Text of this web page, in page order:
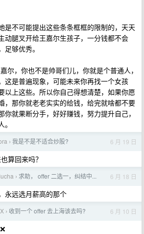
是不可能提出这些条条框框的限制的，天天
动腿叉开给王嘉尔生孩子，一分钱都不会
够优秀。
尔，你也不是帅哥们儿，你就是个普通人，
这是普遍现象，可能未来你再找一个女孩
以上这些。所以你自己得想清楚，如果你愿
，那你就老老实实的给钱，给完就啥都不要
就果断分手，好好赚钱，努力提升自己，
› 我是不是不适合炒股? 6 月 19 日
算回来吗？
› 求助， offer 二选一，纠结中... 6 月 18 日
永远选月薪高的那个
› 收到一个 offer 去上海该去吗? 6 月 10 日